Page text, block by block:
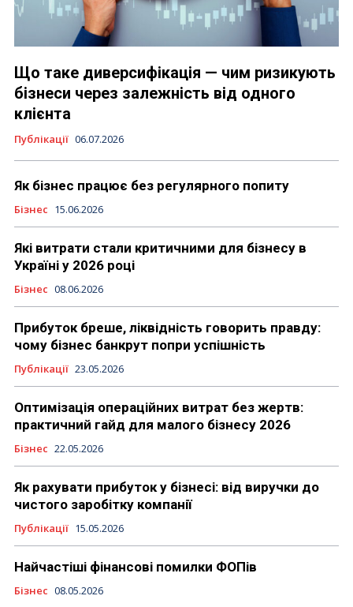
Що таке диверсифікація — чим ризикують
бізнеси через залежність від одного
клієнта
Публікації 06.07.2026
Як бізнес працює без регулярного попиту
Бізнес 15.06.2026
Які витрати стали критичними для бізнесу в
Україні у 2026 році
Бізнес 08.06.2026
Прибуток бреше, ліквідність говорить правду:
чому бізнес банкрут попри успішність
Публікації 23.05.2026
Оптимізація операційних витрат без жертв:
практичний гайд для малого бізнесу 2026
Бізнес 22.05.2026
Як рахувати прибуток у бізнесі: від виручки до
чистого заробітку компанії
Публікації 15.05.2026
Найчастіші фінансові помилки ФОПів
Бізнес 08.05.2026